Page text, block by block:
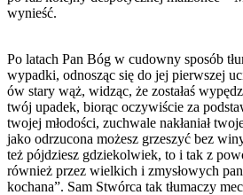
wynieść.
Po latach Pan Bóg w cudowny sposób
wypadki, odnosząc się do jej pierwszej
ów stary wąż, widząc, że zostałaś
twój upadek, biorąc oczywiście za
twojej młodości, zuchwale nakłaniał
jako odrzucona możesz grzeszyć bez
też pójdziesz gdziekolwiek, to i tak z
również przez wielkich i zmysłowych
kochana”. Sam Stwórca tak tłumaczy